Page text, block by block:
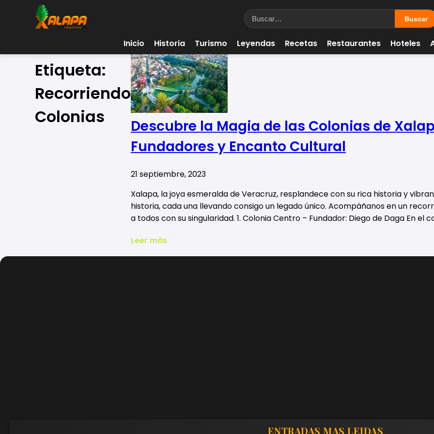
Inicio Historia Turismo Leyendas Recetas Restaurantes Hoteles
Etiqueta:
Recorriendo
Colonias
Descubre la Magia de las Colonias de
Fundadores y Encanto Cultural
21 septiembre, 2023
Xalapa, la joya esmeralda de Veracruz, resplandece con su rica historia y
historia, cada una llevando consigo un legado único. Acompáñanos en un
a todos con su singularidad. 1. Colonia Centro – Fundador: Diego de Daga En el
Leer más
ENTRADAS MAS LEIDAS